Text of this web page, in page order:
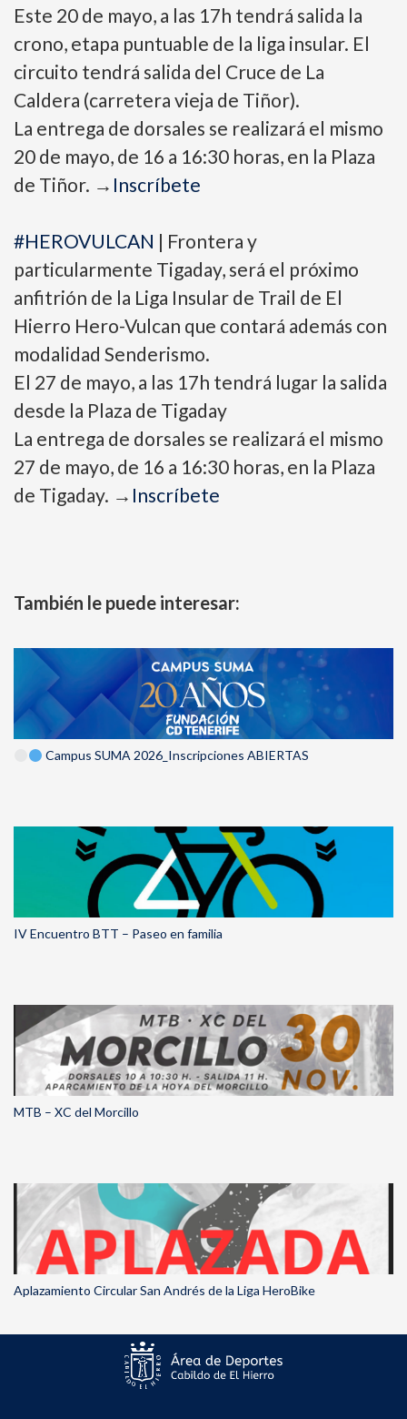
Este 20 de mayo, a las 17h tendrá salida la
crono, etapa puntuable de la liga insular. El
circuito tendrá salida del Cruce de La
Caldera (carretera vieja de Tiñor).
La entrega de dorsales se realizará el mismo
20 de mayo, de 16 a 16:30 horas, en la Plaza
de Tiñor. → Inscríbete
#HEROVULCAN | Frontera y
particularmente Tigaday, será el próximo
anfitrión de la Liga Insular de Trail de El
Hierro Hero-Vulcan que contará además con
modalidad Senderismo.
El 27 de mayo, a las 17h tendrá lugar la salida
desde la Plaza de Tigaday
La entrega de dorsales se realizará el mismo
27 de mayo, de 16 a 16:30 horas, en la Plaza
de Tigaday. → Inscríbete
También le puede interesar:
Campus SUMA 2026_Inscripciones ABIERTAS
IV Encuentro BTT – Paseo en familia
MTB – XC del Morcillo
Aplazamiento Circular San Andrés de la Liga HeroBike